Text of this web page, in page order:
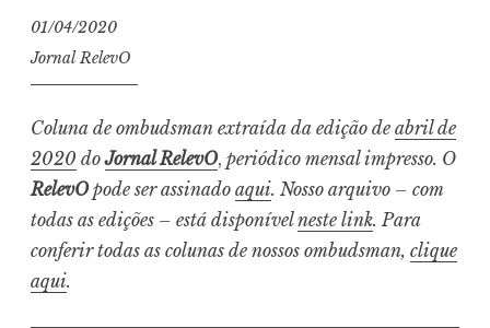
01/04/2020
Jornal RelevO
Coluna de ombudsman extraída da edição de abril de
2020 do Jornal RelevO, periódico mensal impresso. O
RelevOpode ser assinado aqui. Nosso arquivo – com
todas as edições – está disponívelneste link. Para
conferir todas as colunas de nossos ombudsman, clique
aqui.